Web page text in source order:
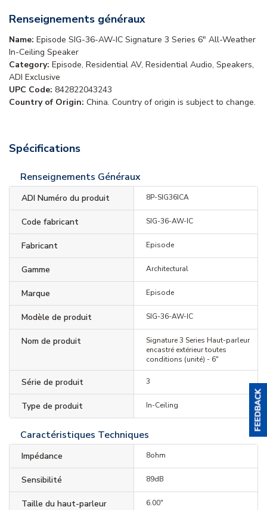
Renseignements généraux
Name: Episode SIG-36-AW-IC Signature 3 Series 6" All-Weather
In-Ceiling Speaker
Category: Episode, Residential AV, Residential Audio, Speakers,
ADI Exclusive
UPC Code: 842822043243
Country of Origin: China. Country of origin is subject to change.
Spécifications
Renseignements Généraux
ADI Numéro du produit 8P-SIG36ICA
Code fabricant SIG-36-AW-IC
Fabricant Episode
Gamme Architectural
Marque Episode
Modèle de produit SIG-36-AW-IC
Nom de produit
Signature 3 Series Haut-parleur
encastré extérieur toutes
conditions (unité) - 6"
Série de produit 3
Type de produit In-Ceiling
Caractéristiques Techniques
Impédance 8ohm
Sensibilité 89dB
Taille du haut-parleur 6.00"